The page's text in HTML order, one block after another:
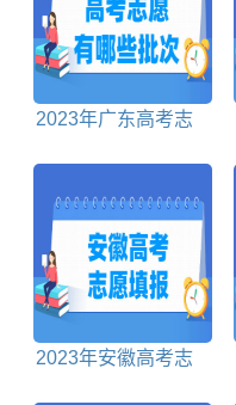
2023年广东高考志
2023年安徽高考志